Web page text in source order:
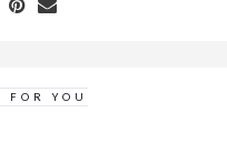
FOR YOU